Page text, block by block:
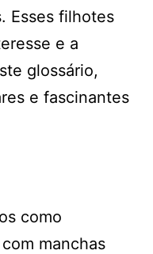
Esses filhotes
e a
glossário,
e fascinantes
como
manchas